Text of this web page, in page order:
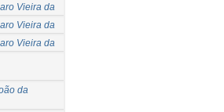
Vieira da
Vieira da
Vieira da
da